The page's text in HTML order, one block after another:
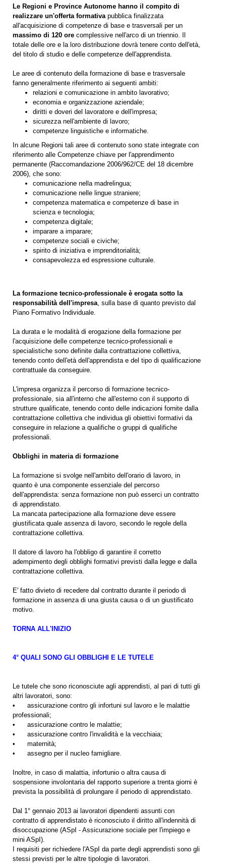
Le Regioni e Province Autonome hanno il compito di
realizzare un'offerta formativa pubblica finalizzata
all'acquisizione di competenze di base e trasversali per un
massimo di 120 ore complessive nell'arco di un triennio. Il
totale delle ore e la loro distribuzione dovrà tenere conto dell'età,
del titolo di studio e delle competenze dell'apprendista.
Le aree di contenuto della formazione di base e trasversale
fanno generalmente riferimento ai seguenti ambiti:
relazioni e comunicazione in ambito lavorativo;
economia e organizzazione aziendale;
diritti e doveri del lavoratore e dell'impresa;
sicurezza nell'ambiente di lavoro;
competenze linguistiche e informatiche.
In alcune Regioni tali aree di contenuto sono state integrate con
riferimento alle Competenze chiave per l'apprendimento
permanente (Raccomandazione 2006/962/CE del 18 dicembre
2006), che sono:
comunicazione nella madrelingua;
comunicazione nelle lingue straniere;
competenza matematica e competenze di base in
scienza e tecnologia;
competenza digitale;
imparare a imparare;
competenze sociali e civiche;
spirito di iniziativa e imprenditorialità;
consapevolezza ed espressione culturale.
La formazione tecnico-professionale è erogata sotto la
responsabilità dell'impresa , sulla base di quanto previsto dal
Piano Formativo Individuale.
La durata e le modalità di erogazione della formazione per
l'acquisizione delle competenze tecnico-professionali e
specialistiche sono definite dalla contrattazione collettiva,
tenendo conto dell'età dell'apprendista e del tipo di qualificazione
contrattuale da conseguire.
L'impresa organizza il percorso di formazione tecnico-
professionale, sia all'interno che all'esterno con il supporto di
strutture qualificate, tenendo conto delle indicazioni fornite dalla
contrattazione collettiva che individua gli obiettivi formativi da
conseguire in relazione a qualifiche o gruppi di qualifiche
professionali.
Obblighi in materia di formazione
La formazione si svolge nell'ambito dell'orario di lavoro, in
quanto è una componente essenziale del percorso
dell'apprendista: senza formazione non può esserci un contratto
di apprendistato.
La mancata partecipazione alla formazione deve essere
giustificata quale assenza di lavoro, secondo le regole della
contrattazione collettiva.
Il datore di lavoro ha l'obbligo di garantire il corretto
adempimento degli obblighi formativi previsti dalla legge e dalla
contrattazione collettiva.
E' fatto divieto di recedere dal contratto durante il periodo di
formazione in assenza di una giusta causa o di un giustificato
motivo.
TORNA ALL'INIZIO
4° QUALI SONO GLI OBBLIGHI E LE TUTELE
Le tutele che sono riconosciute agli apprendisti, al pari di tutti gli
altri lavoratori, sono:
• assicurazione contro gli infortuni sul lavoro e le malattie
professionali;
• assicurazione contro le malattie;
• assicurazione contro l'invalidità e la vecchiaia;
• maternità;
• assegno per il nucleo famigliare.
Inoltre, in caso di malattia, infortunio o altra causa di
sospensione involontaria del rapporto superiore a trenta giorni è
prevista la possibilità di prolungare il periodo di apprendistato.
Dal 1° gennaio 2013 ai lavoratori dipendenti assunti con
contratto di apprendistato è riconosciuto il diritto all'indennità di
disoccupazione (ASpI - Assicurazione sociale per l'impiego e
mini ASpI).
I requisiti per richiedere l'ASpI da parte degli apprendisti sono gli
stessi previsti per le altre tipologie di lavoratori.